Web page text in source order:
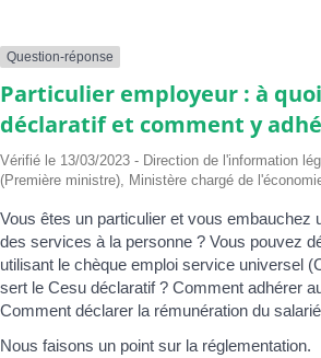
Question-réponse
Particulier employeur : à
déclaratif et comment y
Vérifié le 13/03/2023 - Direction de l'information
(Première ministre), Ministère chargé de
Vous êtes un particulier et vous embauchez
des services à la personne ? Vous pouvez
utilisant le chèque emploi service universel
sert le Cesu déclaratif ? Comment adhérer
Comment déclarer la rémunération du
Nous faisons un point sur la réglementation.